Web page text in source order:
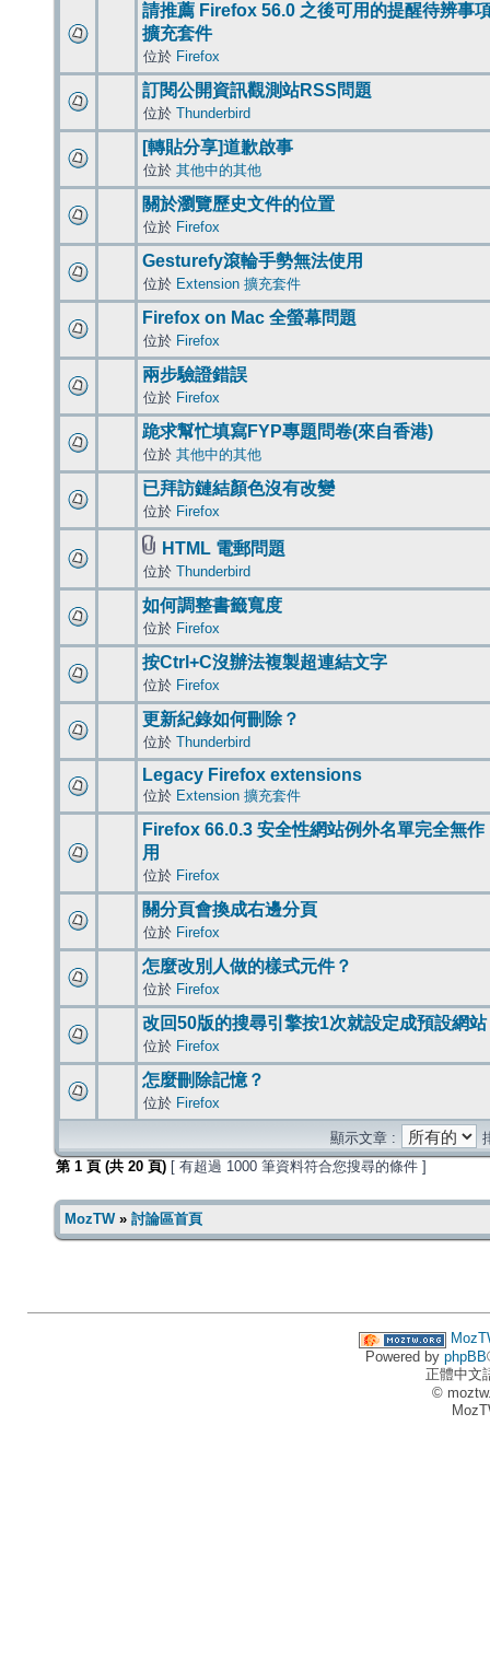
請推薦 Firefox 56.0 之後可用的提醒待辨事
擴充套件
位於 Firefox
訂閱公開資訊觀測站RSS問題
位於 Thunderbird
[轉貼分享]道歉啟事
位於 其他中的其他
關於瀏覽歷史文件的位置
位於 Firefox
Gesturefy滾輪手勢無法使用
位於 Extension 擴充套件
Firefox on Mac 全螢幕問題
位於 Firefox
兩步驗證錯誤
位於 Firefox
跪求幫忙填寫FYP專題問卷(來自香港)
位於 其他中的其他
已拜訪鏈結顏色沒有改變
位於 Firefox
HTML 電郵問題
位於 Thunderbird
如何調整書籤寬度
位於 Firefox
按Ctrl+C沒辦法複製超連結文字
位於 Firefox
更新紀錄如何刪除？
位於 Thunderbird
Legacy Firefox extensions
位於 Extension 擴充套件
Firefox 66.0.3 安全性網站例外名單完全無作
用
位於 Firefox
關分頁會換成右邊分頁
位於 Firefox
怎麼改別人做的樣式元件？
位於 Firefox
改回50版的搜尋引擎按1次就設定成預設網站
位於 Firefox
怎麼刪除記憶？
位於 Firefox
顯示文章 :
第 1 頁 (共 20 頁) [ 有超過 1000 筆資料符合您搜尋的條件 ]
MozTW» 討論區首頁
Powered by phpBB
正體中文
©